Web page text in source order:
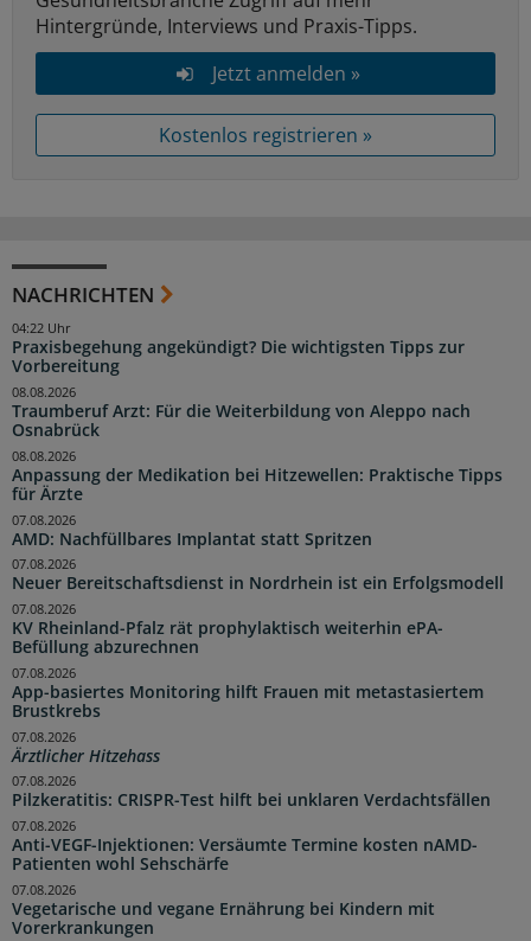
Hintergründe, Interviews und Praxis-Tipps.
Jetzt anmelden »
Kostenlos registrieren »
NACHRICHTEN
Praxisbegehung angekündigt? Die wichtigsten Tipps zur
Vorbereitung
04:22 Uhr
Traumberuf Arzt: Für die Weiterbildung von Aleppo nach
Osnabrück
08.08.2026
Anpassung der Medikation bei Hitzewellen: Praktische Tipps
für Ärzte
08.08.2026
AMD: Nachfüllbares Implantat statt Spritzen
07.08.2026
Neuer Bereitschaftsdienst in Nordrhein ist ein Erfolgsmodell
07.08.2026
KV Rheinland-Pfalz rät prophylaktisch weiterhin ePA-
Befüllung abzurechnen
07.08.2026
App-basiertes Monitoring hilft Frauen mit metastasiertem
Brustkrebs
07.08.2026
Ärztlicher Hitzehass
07.08.2026
Pilzkeratitis: CRISPR-Test hilft bei unklaren Verdachtsfällen
07.08.2026
Anti-VEGF-Injektionen: Versäumte Termine kosten nAMD-
Patienten wohl Sehschärfe
07.08.2026
Vegetarische und vegane Ernährung bei Kindern mit
Vorerkrankungen
07.08.2026